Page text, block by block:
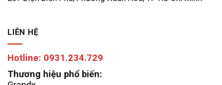
LIÊN HỆ
Hotline: 0931.234.729
Thương hiệu phổ biến: